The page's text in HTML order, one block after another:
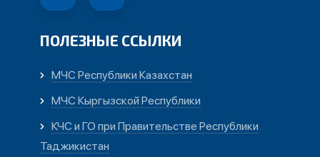
ПОЛЕЗНЫЕ ССЫЛКИ
МЧС Республики Казахстан
МЧС Кыргызской Республики
КЧС и ГО при Правительстве Республики
Таджикистан